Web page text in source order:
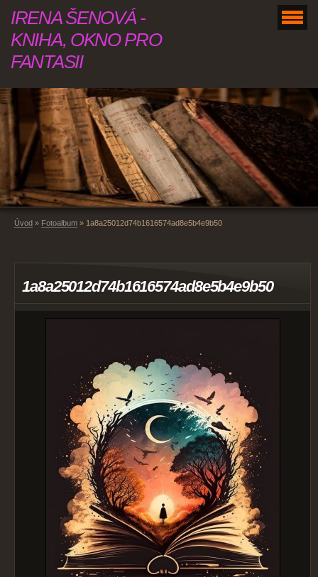
IRENA ŠENOVÁ -
KNIHA, OKNO PRO
FANTASII
Úvod » Fotoalbum » 1a8a25012d74b1616574ad8e5b4e9b50
1a8a25012d74b1616574ad8e5b4e9b50